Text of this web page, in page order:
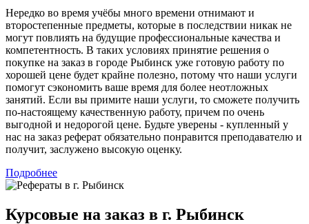
Нередко во время учёбы много времени отнимают и
второстепенные предметы, которые в последствии никак не
могут повлиять на будущие профессиональные качества и
компетентность. В таких условиях принятие решения о
покупке на заказ в городе Рыбинск уже готовую работу по
хорошей цене будет крайне полезно, потому что наши услуги
помогут сэкономить ваше время для более неотложных
занятий. Если вы примите наши услуги, то сможете получить
по-настоящему качественную работу, причем по очень
выгодной и недорогой цене. Будьте уверены - купленный у
нас на заказ реферат обязательно понравится преподавателю и
получит, заслужено высокую оценку.
Подробнее
Курсовые на заказ в г. Рыбинск